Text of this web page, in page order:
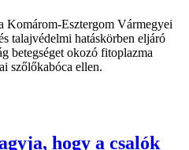
Komárom-Esztergom Vármegyei
talajvédelmi hatáskörben eljáró
betegséget okozó fitoplazma
szőlőkabóca ellen.
hogy a csalók